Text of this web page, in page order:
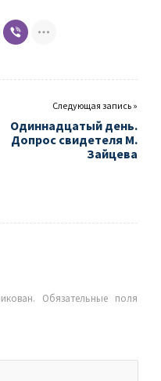
Следующая запись »
Одиннадцатый день.
Допрос свидетеля М.
Зайцева
Обязательные поля